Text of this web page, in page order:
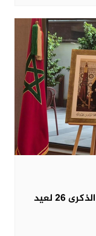
حفل استقبال بهيج ببيلباو بمناسبة الذكرى 26 لعيد